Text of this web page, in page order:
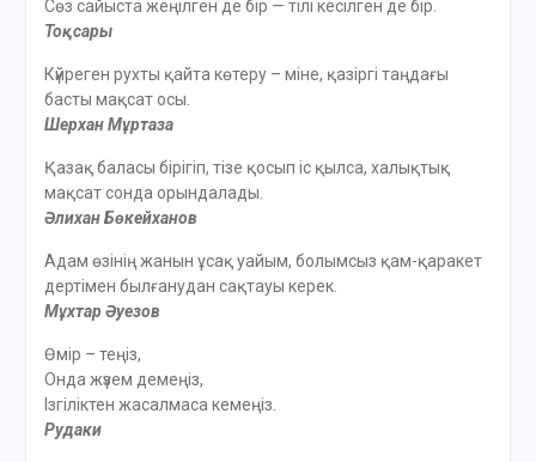
Сөз сайыста жеңілген де бір — тілі кесілген де бір.
Тоқсары
Күйреген рухты қайта көтеру – міне, қазіргі таңдағы
басты мақсат осы.
Шерхан Мұртаза
Қазақ баласы бірігіп, тізе қосып іс қылса, халықтық
мақсат сонда орындалады.
Әлихан Бөкейханов
Адам өзінің жанын ұсақ уайым, болымсыз қам-қаракет
дертімен былғанудан сақтауы керек.
Мұхтар Әуезов
Өмір – теңіз,
Онда жүзем демеңіз,
Ізгіліктен жасалмаса кемеңіз.
Рудаки